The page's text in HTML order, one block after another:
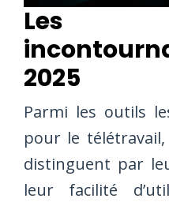
Les
2025
Parmi les outils
pour le
distinguent par
leur facilité